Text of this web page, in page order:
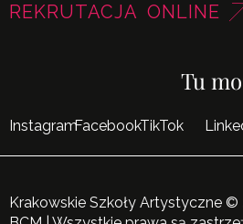
REKRUTACJA ONLINE
Tu
InstagramFacebookTikTok
Krakowskie Szkoły Artystyczne